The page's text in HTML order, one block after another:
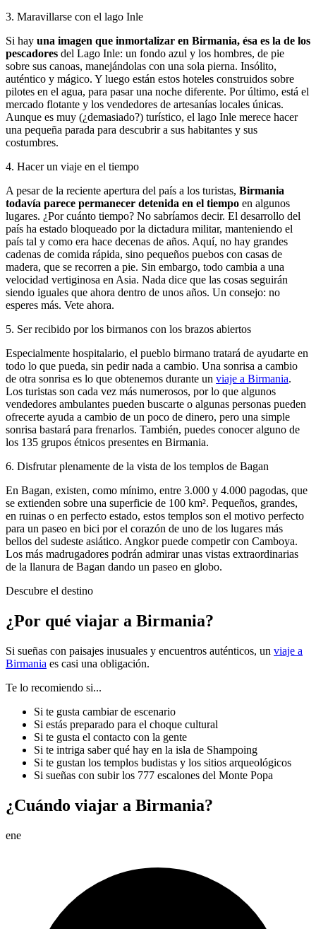
3. Maravillarse con el lago Inle
Si hay una imagen que inmortalizar en Birmania, ésa es la de los
pescadores ​​del Lago Inle: un fondo azul y los hombres, de pie
sobre sus canoas, manejándolas con una sola pierna. Insólito,
auténtico y mágico. Y luego están estos hoteles construidos sobre
pilotes en el agua, para pasar una noche diferente. Por último, está el
mercado flotante y los vendedores de artesanías locales únicas.
Aunque es muy (¿demasiado?) turístico, el lago Inle merece hacer
una pequeña parada para descubrir a sus habitantes y sus
costumbres.
4. Hacer un viaje en el tiempo
A pesar de la reciente apertura del país a los turistas, Birmania
todavía parece permanecer detenida en el tiempo ​​en algunos
lugares. ¿Por cuánto tiempo? No sabríamos decir. El desarrollo del
país ha estado bloqueado por la dictadura militar, manteniendo el
país tal y como era hace decenas de años. Aquí, no hay grandes
cadenas de comida rápida, sino pequeños puebos con casas de
madera, que se recorren a pie. Sin embargo, todo cambia a una
velocidad vertiginosa en Asia. Nada dice que las cosas seguirán
siendo iguales que ahora dentro de unos años. Un consejo: no
esperes más. Vete ahora.
5. Ser recibido por los birmanos con los brazos abiertos
Especialmente hospitalario, el pueblo birmano tratará de ayudarte en
todo lo que pueda, sin pedir nada a cambio. Una sonrisa a cambio
de otra sonrisa es lo que obtenemos durante un viaje a Birmania.
Los turistas son cada vez más numerosos, por lo que algunos
vendedores ambulantes pueden buscarte o algunas personas pueden
ofrecerte ayuda a cambio de un poco de dinero, pero una simple
sonrisa bastará para frenarlos. También, puedes conocer alguno de
los 135 grupos étnicos presentes en Birmania.
6. Disfrutar plenamente de la vista de los templos de Bagan
En Bagan, existen, como mínimo, entre 3.000 y 4.000 pagodas, que
se extienden sobre una superficie de 100 km². Pequeños, grandes,
en ruinas o en perfecto estado, estos templos son el motivo perfecto
para un paseo en bici por el corazón de uno de los lugares más
bellos del sudeste asiático. Angkor puede competir con Camboya.
Los más madrugadores podrán admirar unas vistas extraordinarias
de la llanura de Bagan dando un paseo en globo.
Descubre el destino
¿Por qué viajar a Birmania?
Si sueñas con paisajes inusuales y encuentros auténticos, un viaje a
Birmania es casi una obligación.
Te lo recomiendo si...
Si te gusta cambiar de escenario
Si estás preparado para el choque cultural
Si te gusta el contacto con la gente
Si te intriga saber qué hay en la isla de Shampoing
Si te gustan los templos budistas y los sitios arqueológicos
Si sueñas con subir los 777 escalones del Monte Popa
¿Cuándo viajar a Birmania?
ene